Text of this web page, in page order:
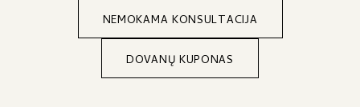
NEMOKAMA KONSULTACIJA
DOVANŲ KUPONAS